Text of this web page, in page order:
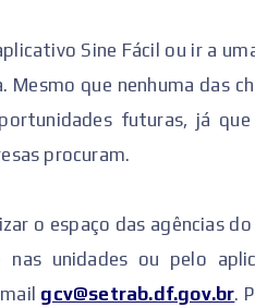
Sine Fácil ou ir a
que nenhuma das
futuras, já
procuram.
o espaço das agências
unidades ou pelo
gcv@setrab.df.gov.br.